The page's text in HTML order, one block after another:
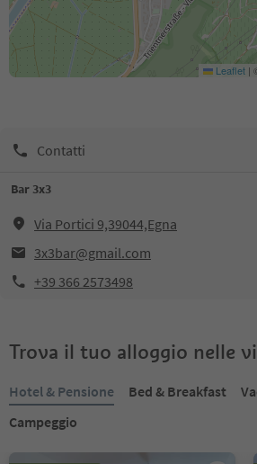
Leaflet |
Contatti
Bar 3x3
Via Portici 9,39044,Egna
3x3bar@gmail.com
+39 366 2573498
Trova il tuo alloggio nelle
Hotel & Pensione Bed & Breakfast
Campeggio